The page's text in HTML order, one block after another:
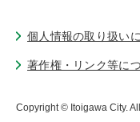
個人情報の取り扱い
著作権・リンク等に
Copyright © Itoigawa City.